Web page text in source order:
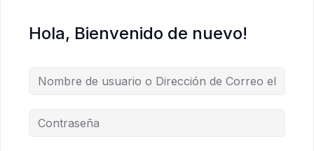
Hola, Bienvenido de nuevo!